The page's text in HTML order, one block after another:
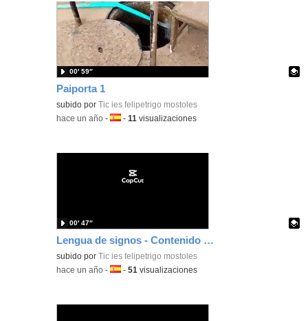
Paiporta 1
Contenido educativo.
subido por Tic ies felipetrigo mostoles
00′ 59″
-hace un año -Idioma:
-11 visualizaciones
Lengua de signos - Contenido educativo
Contenido educativo.
subido por Tic ies felipetrigo mostoles
00′ 47″
-hace un año -Idioma:
-51 visualizaciones